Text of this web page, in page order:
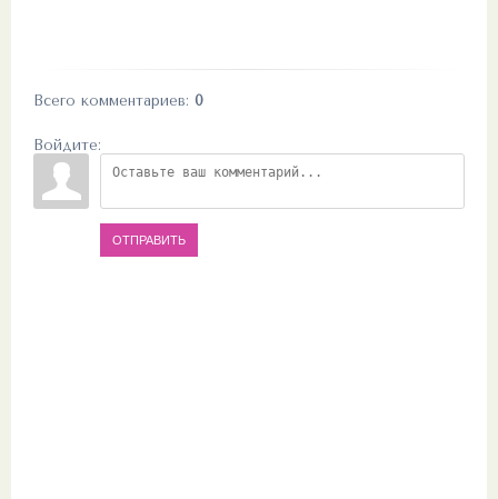
Всего комментариев: 0
Войдите:
ОТПРАВИТЬ